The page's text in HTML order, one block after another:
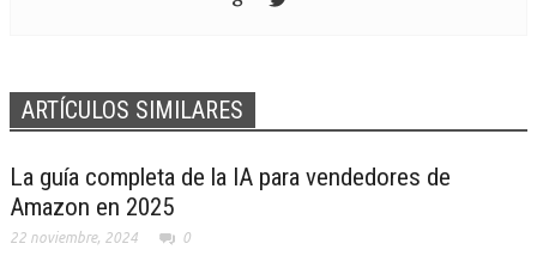
ARTÍCULOS SIMILARES
La guía completa de la IA para vendedores de
Amazon en 2025
22 noviembre, 2024 0